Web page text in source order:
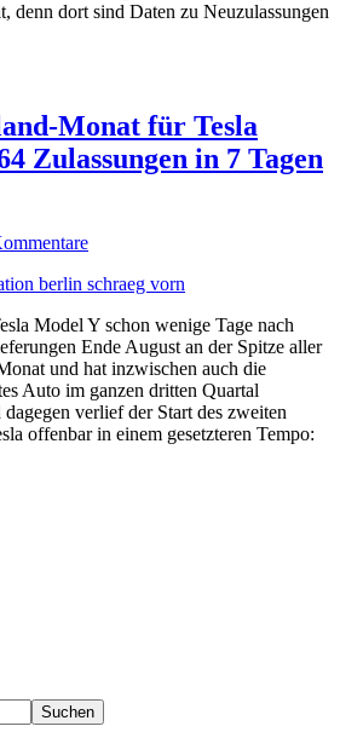
denn dort sind Daten zu Neuzulassungen
Monat für Tesla
Zulassungen in 7 Tagen
Model Y schon wenige Tage nach
Ende August an der Spitze aller
und hat inzwischen auch die
Auto im ganzen dritten Quartal
verlief der Start des zweiten
offenbar in einem gesetzteren Tempo: